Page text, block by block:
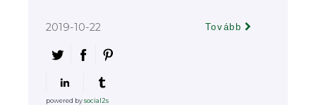
2019-10-22 Tovább
powered bysocial2s